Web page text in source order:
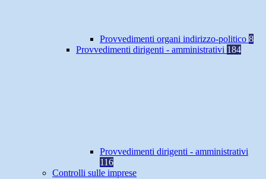
Provvedimenti organi indirizzo-politico 8
Provvedimenti dirigenti - amministrativi 184
Provvedimenti dirigenti - amministrativi
116
Controlli sulle imprese